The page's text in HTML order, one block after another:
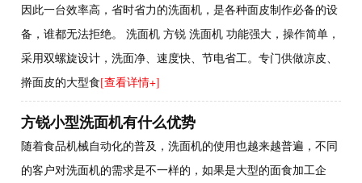
因此一台效率高，省时省力的洗面机，是各种面皮制作必备的设
备，谁都无法拒绝。 洗面机 方锐 洗面机 功能强大，操作简单，
采用双螺旋设计，洗面净、速度快、节电省工。专门供做凉皮、
擀面皮的大型食[查看详情+]
方锐小型洗面机有什么优势
随着食品机械自动化的普及，洗面机的使用也越来越普遍，不同
的客户对洗面机的需求是不一样的，如果是大型的面食加工企